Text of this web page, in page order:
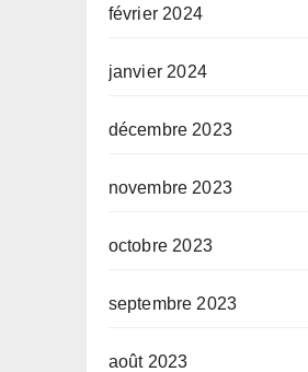
février 2024
janvier 2024
décembre 2023
novembre 2023
octobre 2023
septembre 2023
août 2023